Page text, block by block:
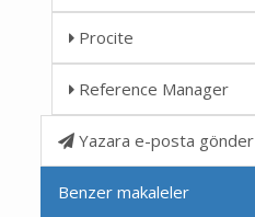
Procite
Reference Manager
Yazara e-posta gönder
Benzer makaleler